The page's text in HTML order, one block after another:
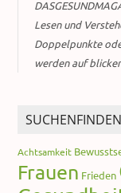
Lesen und
Doppelpunkte
werden auf
SUCHENFINDEN
Achtsamkeit
Frauen Frieden